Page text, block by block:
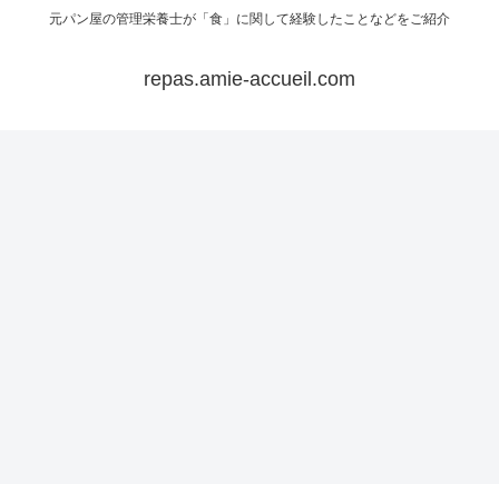
元パン屋の管理栄養士が「食」に関して経験したことなどをご紹介
repas.amie-accueil.com